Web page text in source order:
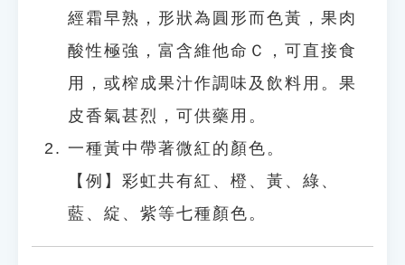
經霜早熟，形狀為圓形而色黃，果肉
酸性極強，富含維他命Ｃ，可直接食
用，或榨成果汁作調味及飲料用。果
皮香氣甚烈，可供藥用。
一種黃中帶著微紅的顏色。
【例】彩虹共有紅、橙、黃、綠、
藍、綻、紫等七種顏色。